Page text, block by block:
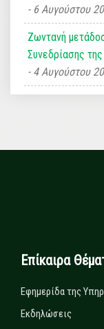
6 Αυγούστου
Ζωντανή
Συνεδρίασης
4 Αυγούστου
Επίκαιρα
Εφημερίδα της
Εκδηλώσεις